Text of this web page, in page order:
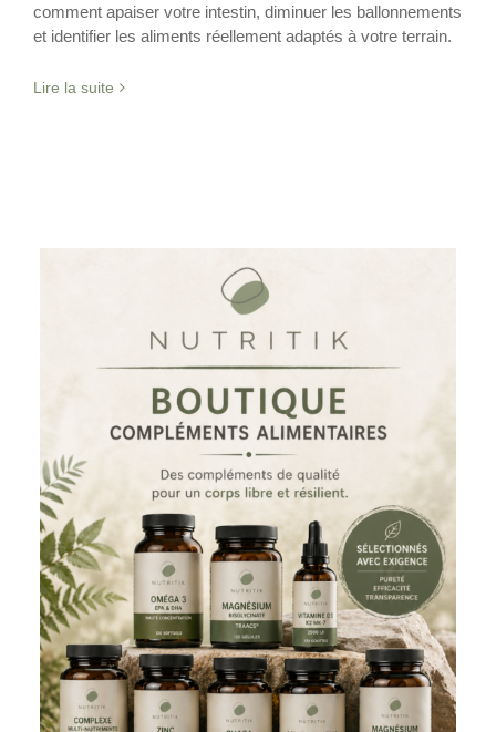
comment apaiser votre intestin, diminuer les ballonnements
et identifier les aliments réellement adaptés à votre terrain.
Lire la suite